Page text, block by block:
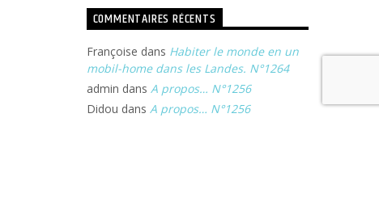
COMMENTAIRES RÉCENTS
Françoise dans Habiter le monde en un
mobil-home dans les Landes. N°1264
admin dans A propos… N°1256
Didou dans A propos… N°1256